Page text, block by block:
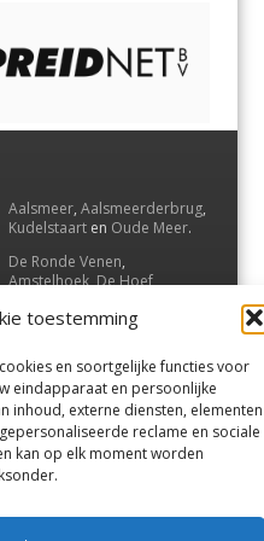
toestemming
en soortgelijke functies voor
eindapparaat en persoonlijke
inhoud, externe diensten, elementen
reclame en sociale
kan op elk moment worden
Aalsmeer, Aalsmeerderbrug,
Kudelstaart en Oude Meer.
De Ronde Venen,
Amstelhoek,De Hoef,
Vrouwenakker,Waverveen
UithoornenDe Kwakel.
Contact
Andere uitgaven
Bezorgklacht
Vacatures